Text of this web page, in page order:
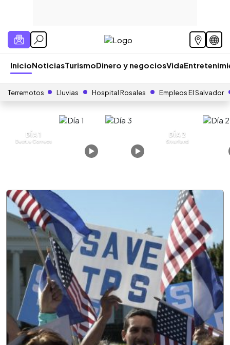
InicioNoticiasTurismoDinero y negociosVida
Terremotos Lluvias Hospital Rosales Empleos El Salvador
DÍA 1
Desfile Correos
DÍA 2
Sivarland